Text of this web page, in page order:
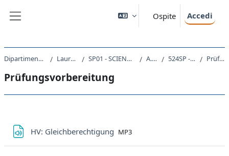
Ospite Accedi
Dipartimento di Scienze Politiche e Sociali Laurea triennale (DM270) SP01 - SCIENZE INTERNAZIONALI E DIPLOMATICHE A.A. 2022 - 2023 524SP - LINGUA TEDESCA I 2022 Prüfungsvorbereitung
Prüfungsvorbereitung
HV: Gleichberechtigung File
MP3